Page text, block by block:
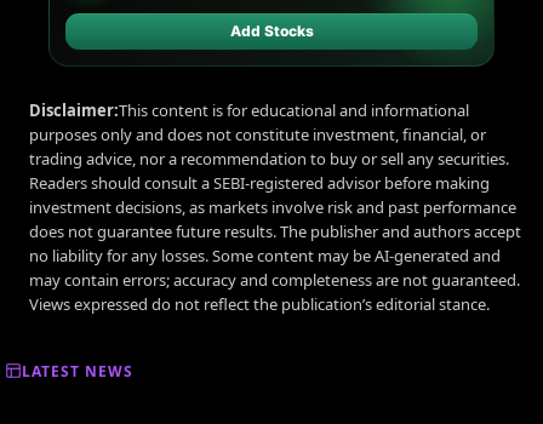
Add Stocks
Disclaimer:This content is for educational and informational
purposes only and does not constitute investment, financial, or
trading advice, nor a recommendation to buy or sell any securities.
Readers should consult a SEBI-registered advisor before making
investment decisions, as markets involve risk and past performance
does not guarantee future results. The publisher and authors accept
no liability for any losses. Some content may be AI-generated and
may contain errors; accuracy and completeness are not guaranteed.
Views expressed do not reflect the publication’s editorial stance.
LATEST NEWS